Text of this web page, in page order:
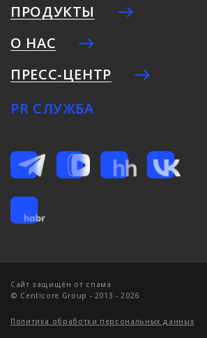
ПРОДУКТЫ
О НАС
ПРЕСС-ЦЕНТР
PR СЛУЖБА
Cайт защищён от спама
© Centicore Group - 2013 - 2026
Политика обработки персональных данных